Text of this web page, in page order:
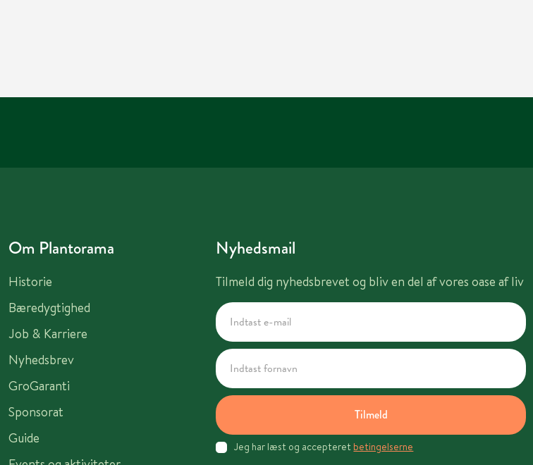
Om Plantorama
Historie
Bæredygtighed
Job & Karriere
Nyhedsbrev
GroGaranti
Sponsorat
Guide
Nyhedsmail
Tilmeld dig nyhedsbrevet og bliv en del af vores oase af liv
Tilmeld
Jeg har læst og accepteret betingelserne